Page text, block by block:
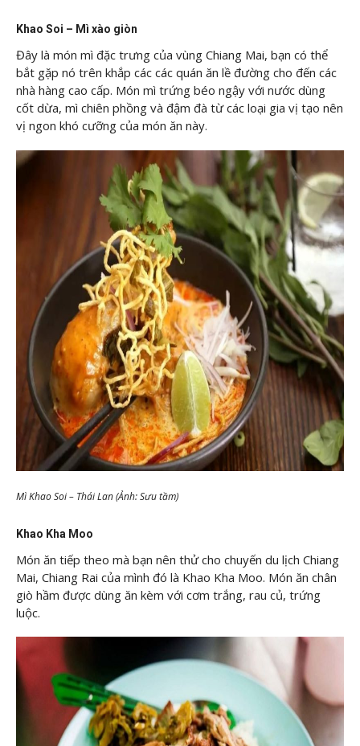
Khao Soi – Mì xào giòn
Đây là món mì đặc trưng của vùng Chiang Mai, bạn có thể
bắt gặp nó trên khắp các các quán ăn lề đường cho đến các
nhà hàng cao cấp. Món mì trứng béo ngậy với nước dùng
cốt dừa, mì chiên phồng và đậm đà từ các loại gia vị tạo nên
vị ngon khó cưỡng của món ăn này.
Mì Khao Soi – Thái Lan (Ảnh: Sưu tầm)
Khao Kha Moo
Món ăn tiếp theo mà bạn nên thử cho chuyến du lịch Chiang
Mai, Chiang Rai của mình đó là Khao Kha Moo. Món ăn chân
giò hầm được dùng ăn kèm với cơm trắng, rau củ, trứng
luộc.